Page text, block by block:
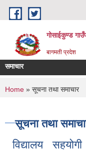
Skip to main content
गोसाईकुण्ड
बागमती प्रदेश
समाचार
You are here
Home » सूचना तथा समाचार
सूचना तथा
विद्यालय